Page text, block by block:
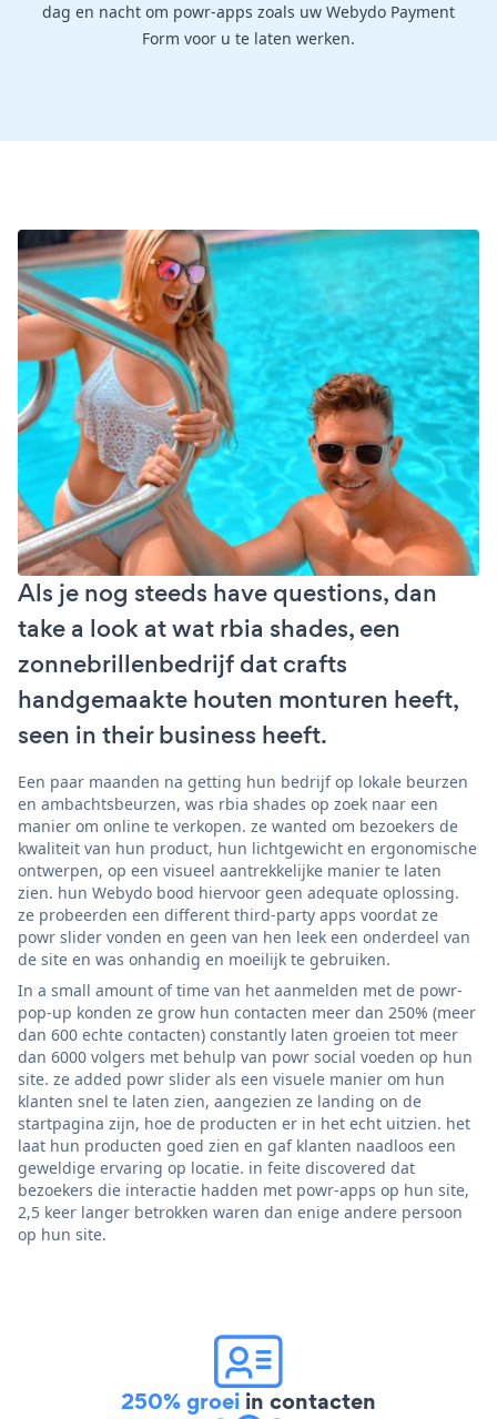
dag en nacht om powr-apps zoals uw Webydo Payment
Form voor u te laten werken.
Als je nog steeds have questions, dan
take a look at wat rbia shades, een
zonnebrillenbedrijf dat crafts
handgemaakte houten monturen heeft,
seen in their business heeft.
Een paar maanden na getting hun bedrijf op lokale beurzen
en ambachtsbeurzen, was rbia shades op zoek naar een
manier om online te verkopen. ze wanted om bezoekers de
kwaliteit van hun product, hun lichtgewicht en ergonomische
ontwerpen, op een visueel aantrekkelijke manier te laten
zien. hun Webydo bood hiervoor geen adequate oplossing.
ze probeerden een different third-party apps voordat ze
powr slider vonden en geen van hen leek een onderdeel van
de site en was onhandig en moeilijk te gebruiken.
In a small amount of time van het aanmelden met de powr-
pop-up konden ze grow hun contacten meer dan 250% (meer
dan 600 echte contacten) constantly laten groeien tot meer
dan 6000 volgers met behulp van powr social voeden op hun
site. ze added powr slider als een visuele manier om hun
klanten snel te laten zien, aangezien ze landing on de
startpagina zijn, hoe de producten er in het echt uitzien. het
laat hun producten goed zien en gaf klanten naadloos een
geweldige ervaring op locatie. in feite discovered dat
bezoekers die interactie hadden met powr-apps op hun site,
2,5 keer langer betrokken waren dan enige andere persoon
op hun site.
250% groei in contacten